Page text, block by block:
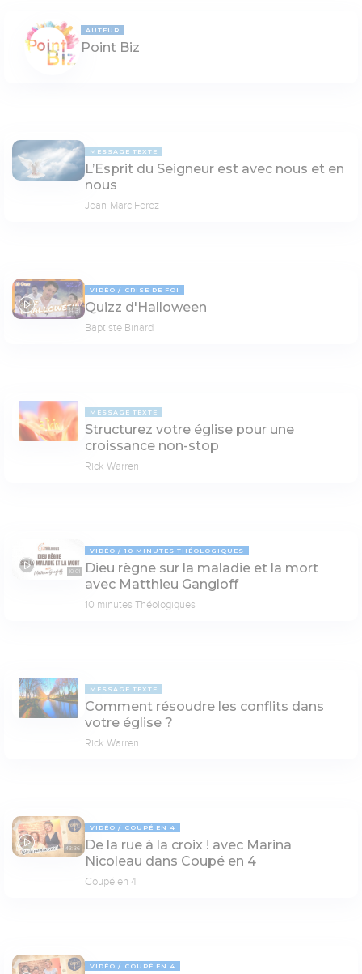
AUTEUR
Point Biz
MESSAGE TEXTE
L’Esprit du Seigneur est avec nous et en
nous
Jean-Marc Ferez
14:31
VIDÉO CRISE DE FOI
Quizz d'Halloween
Baptiste Binard
MESSAGE TEXTE
Structurez votre église pour une
croissance non-stop
Rick Warren
10:01
VIDÉO 10 MINUTES THÉOLOGIQUES
Dieu règne sur la maladie et la mort
avec Matthieu Gangloff
10 minutes Théologiques
MESSAGE TEXTE
Comment résoudre les conflits dans
votre église ?
Rick Warren
43:36
VIDÉO COUPÉ EN 4
De la rue à la croix ! avec Marina
Nicoleau dans Coupé en 4
Coupé en 4
VIDÉO COUPÉ EN 4